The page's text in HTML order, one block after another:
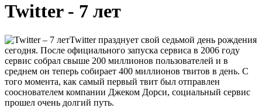
Twitter - 7 лет
Twitter празднует свой седьмой день рождения
сегодня. После официального запуска сервиса в 2006 году
сервис собрал свыше 200 миллионов пользователей и в
среднем он теперь собирает 400 миллионов твитов в день. С
того момента, как самый первый твит был отправлен
сооснователем компании Джеком Дорси, социальный сервис
прошел очень долгий путь.